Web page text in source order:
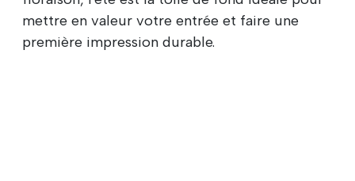
mettre en valeur votre entrée et faire une
première impression durable.